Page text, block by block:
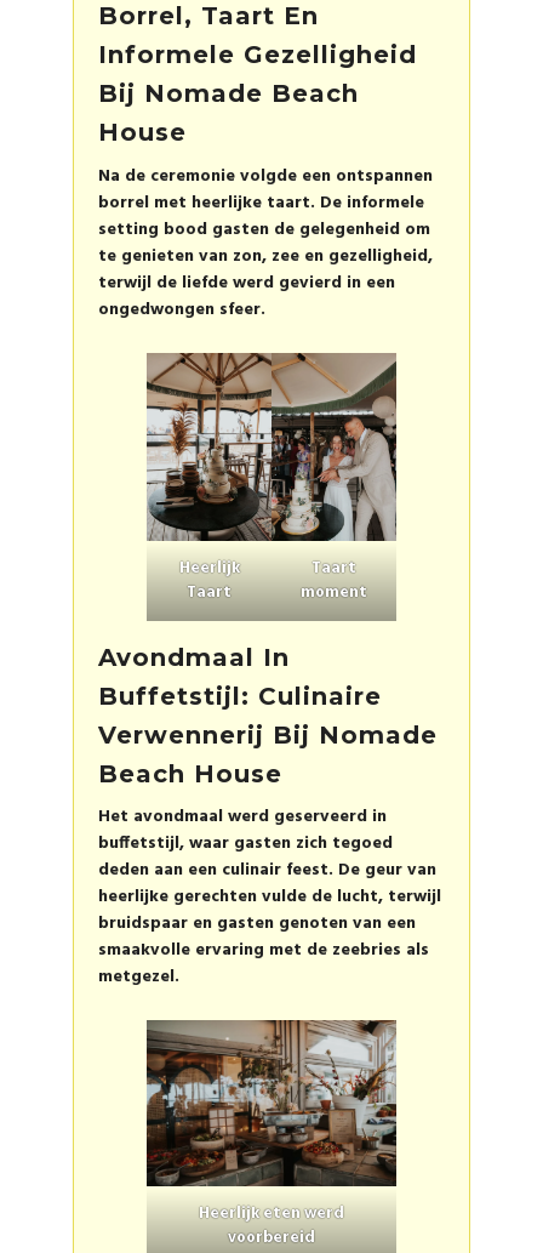
Borrel, Taart En
Informele Gezelligheid
Bij Nomade Beach
House
Na de ceremonie volgde een ontspannen
borrel met heerlijke taart. De informele
setting bood gasten de gelegenheid om
te genieten van zon, zee en gezelligheid,
terwijl de liefde werd gevierd in een
ongedwongen sfeer.
Heerlijk
Taart
Taart
moment
Avondmaal In
Buffetstijl: Culinaire
Verwennerij Bij Nomade
Beach House
Het avondmaal werd geserveerd in
buffetstijl, waar gasten zich tegoed
deden aan een culinair feest. De geur van
heerlijke gerechten vulde de lucht, terwijl
bruidspaar en gasten genoten van een
smaakvolle ervaring met de zeebries als
metgezel.
Heerlijk eten werd
voorbereid